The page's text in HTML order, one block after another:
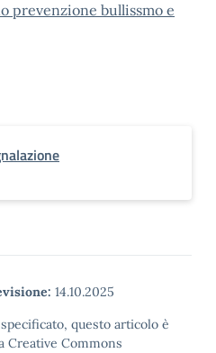
prevenzione bullissmo e
14.10.2025
questo articolo è
Creative Commons